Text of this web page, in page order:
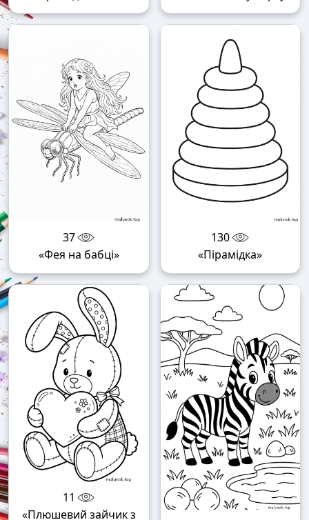
37
«Фея на бабці»
130
«Пірамідка»
11
«Плюшевий зайчик з